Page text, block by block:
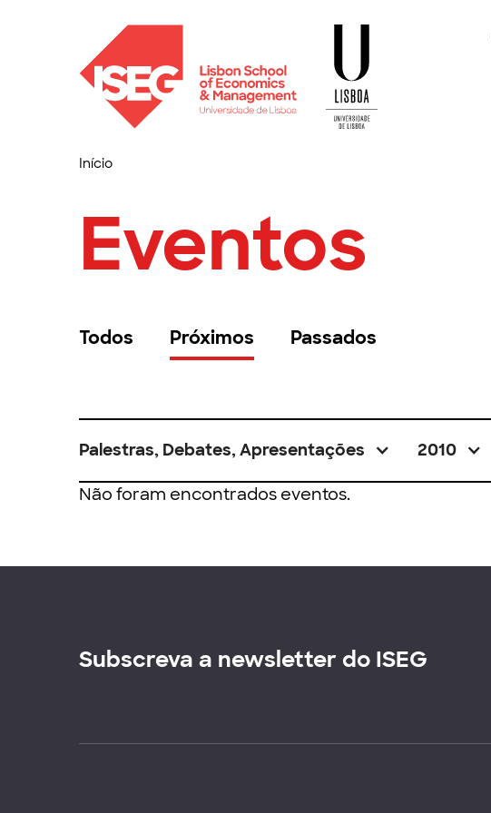
Início
Eventos
Todos Próximos Passados
Palestras, Debates, Apresentações 2010
Não foram encontrados eventos.
Subscreva a newsletter do ISEG